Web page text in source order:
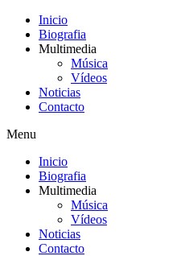
Inicio
Biografia
Multimedia
Música
Vídeos
Noticias
Contacto
Menu
Inicio
Biografia
Multimedia
Música
Vídeos
Noticias
Contacto